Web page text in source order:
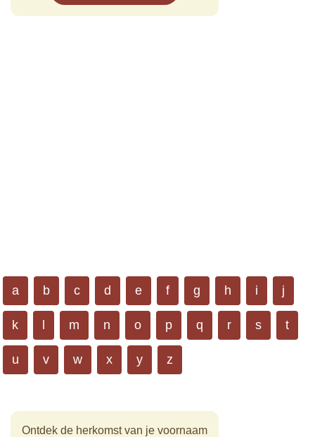
a b c d e f g h i j
k m n o p q r s t
u v w x y z
Ontdek de herkomst van je voornaam